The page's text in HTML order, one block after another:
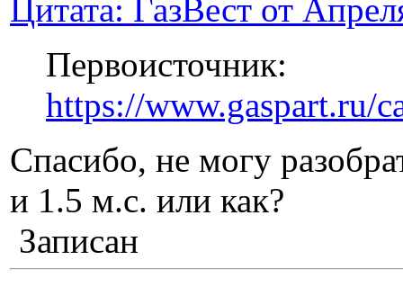
Цитата: ГазВест от
Первоисточник:
https://www.gaspart.ru/
Спасибо, не могу
и 1.5 м.с. или как?
Записан